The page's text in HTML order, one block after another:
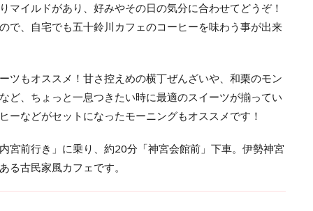
マイルドがあり、好みやその日の気分に合わせてどうぞ！
で、自宅でも五十鈴川カフェのコーヒーを味わう事が出来
ツもオススメ！甘さ控えめの横丁ぜんざいや、和栗のモン
ど、ちょっと一息つきたい時に最適のスイーツが揃ってい
ーなどがセットになったモーニングもオススメです！
宮前行き」に乗り、約20分「神宮会館前」下車。伊勢神宮
る古民家風カフェです。